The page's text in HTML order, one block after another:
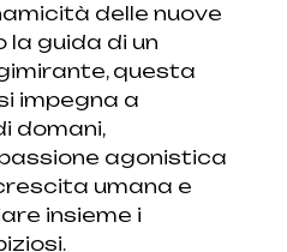
delle nuove
la guida di un
questa
impegna a
domani,
agonistica
umana e
insieme i